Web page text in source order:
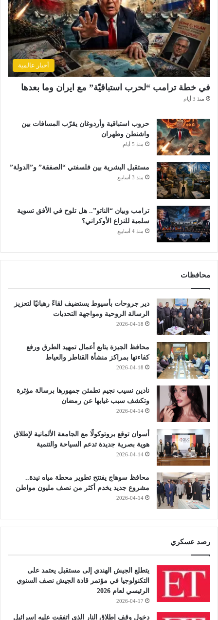
أخبار عالمية
في خطة ترامب “لحرب استباقيّة” مع ايران وما بعدها
منذ 3 أيام
حروب استباقية وأردوغان يقرّب المسافات بين
واشنطن وطهران
منذ 5 أيام
مستقبل البشرية بين فلسفتي “الصفقة” و”الدولة”
منذ 3 أسابيع
ترامب وبيان “الناتو”.. هل تلوح في الأفق تسوية
سلمية للنزاع الأوكراني؟
منذ 4 أسابيع
محافظات
دير جروحات بأسيوط يستضيف لقاءً رهبانيًا لتعزيز
الرسالة الروحية ومواجهة التحديات
2026-04-18
محافظ الجيزة يتابع أعمال تمهيد الطرق ورفع
كفاءتها بمراكز منشأة القناطر والعياط
2026-04-18
نادين نسيب نجيم تطمئن جمهورها برسالة مؤثرة
وتكشف سبب غيابها عن رمضان
2026-04-14
أسوان توقع بروتوكولًا مع الجامعة الألمانية لإطلاق
هوية بصرية جديدة تدعم السياحة والتنمية
2026-04-14
محافظ سوهاج يفتتح تطوير محطة مياه نيدة..
مشروع جديد يخدم أكثر من نصف مليون مواطن
2026-04-14
رصد عسكري
يتطلع الجيش الهندي إلى مستقبل يعتمد على
التكنولوجيا في مؤتمر قادة الجيش نصف السنوي
الرئيسي لعام 2026
2026-04-17
دخول وقف إطلاق النار الذي اتفقت عليه إسرائيل